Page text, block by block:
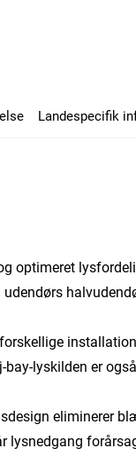
Landespecifik
optimeret
lyskilden er
eliminerer
lysnedgang